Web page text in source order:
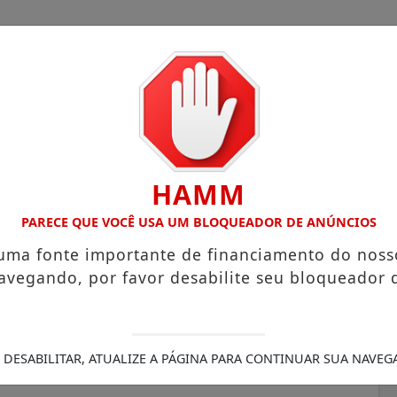
ATUAÇÃO VOLTADA AO MUNICÍPIO RECEITA FEDERAL
de negócios
voltados à
HAMM
PARECE QUE VOCÊ USA UM BLOQUEADOR DE ANÚNCIOS
fonte importante de financiamento do
por favor desabilite seu bloqueador
DESABILITAR, ATUALIZE A PÁGINA PARA CONTINUAR SUA